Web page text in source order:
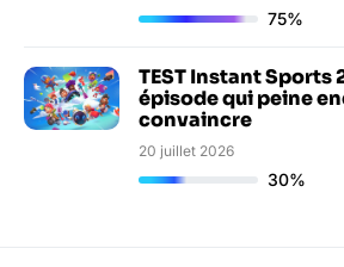
75%
TEST Instant Sports
épisode qui peine
convaincre
20 juillet 2026
30%